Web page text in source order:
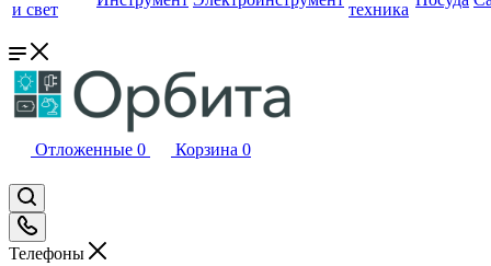
и свет
техника
Отложенные 0 Корзина 0
Телефоны